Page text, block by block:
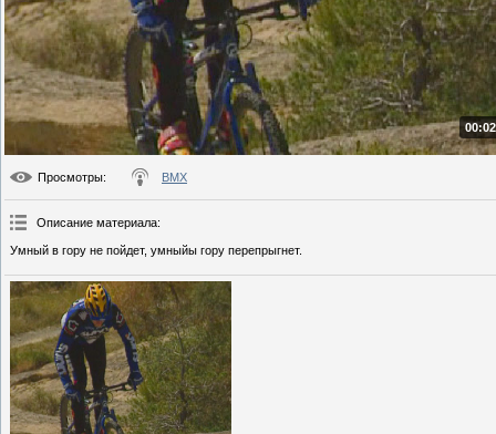
Просмотры: BMX
Описание материала:
Умный в гору не пойдет, умныйы гору перепрыгнет.